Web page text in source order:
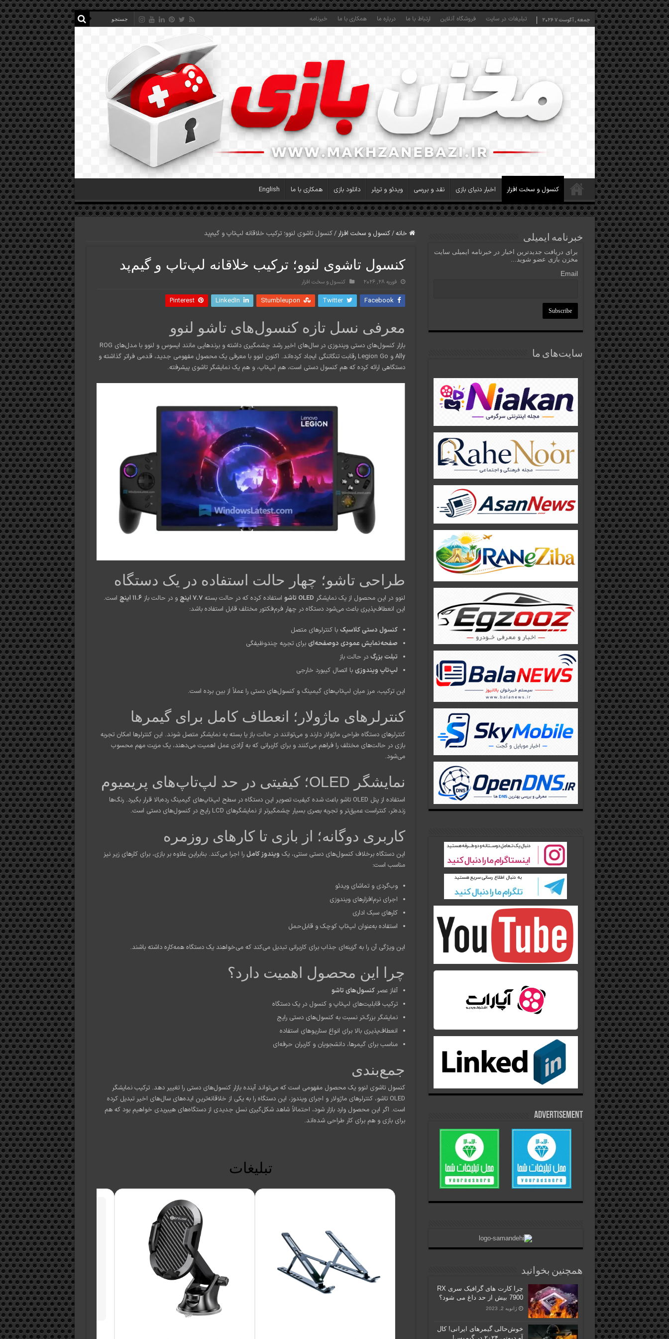
جمعه , آگوست 7 2026 تبلیغات در سایت فروشگاه آنلاین ارتباط با ما درباره ما همکاری با ما خبرنامه
کنسول و سخت افزار اخبار دنیای بازی نقد و بررسی ویدئو و تریلر دانلود بازی همکاری با ما English
خانه/کنسول و سخت افزار/کنسول تاشوی لنوو؛ ترکیب خلاقانه لپ‌تاپ و گیم‌پد
کنسول تاشوی لنوو؛ ترکیب خلاقانه لپ‌تاپ و گیم‌پد
فوریه 28, 2026 کنسول و سخت افزار
Facebook
Twitter
Stumbleupon
LinkedIn
Pinterest
معرفی نسل تازه کنسول‌های تاشو لنوو
بازار کنسول‌های دستی ویندوزی در سال‌های اخیر رشد چشمگیری داشته و برندهایی مانند ایسوس و لنوو با مدل‌های ROG
Ally و Legion Go رقابت تنگاتنگی ایجاد کرده‌اند. اکنون لنوو با معرفی یک محصول مفهومی جدید، قدمی فراتر گذاشته و
دستگاهی ارائه کرده که هم کنسول دستی است، هم لپ‌تاپ، و هم یک نمایشگر تاشوی پیشرفته.
طراحی تاشو؛ چهار حالت استفاده در یک دستگاه
لنوو در این محصول از یک نمایشگر OLED تاشو استفاده کرده که در حالت بسته۷.۷ اینچ و در حالت باز۱۱.۶ اینچ
است.
این انعطاف‌پذیری باعث می‌شود دستگاه در چهار فرم‌فکتور مختلف قابل استفاده باشد:
کنسول دستی کلاسیک با کنترلرهای متصل
صفحه‌نمایش عمودی دوصفحه‌ای برای تجربه چندوظیفگی
تبلت بزرگ در حالت باز
لپ‌تاپ ویندوزی با اتصال کیبورد خارجی
این ترکیب، مرز میان لپ‌تاپ‌های گیمینگ و کنسول‌های دستی را عملاً از بین برده است.
کنترلرهای ماژولار؛ انعطاف کامل برای گیمرها
کنترلرهای دستگاه طراحی ماژولار دارند و می‌توانند در حالت باز یا بسته به نمایشگر متصل شوند. این کنترلرها امکان تجربه
بازی در حالت‌های مختلف را فراهم می‌کنند و برای کاربرانی که به آزادی عمل اهمیت می‌دهند، یک مزیت مهم محسوب
می‌شود.
نمایشگر OLED؛ کیفیتی در حد لپ‌تاپ‌های پریمیوم
استفاده از پنل OLED تاشو باعث شده کیفیت تصویر این دستگاه در سطح لپ‌تاپ‌های گیمینگ رده‌بالا قرار بگیرد. رنگ‌ها
زنده‌تر، کنتراست عمیق‌تر و تجربه بصری بسیار چشمگیرتر از نمایشگرهای LCD رایج در کنسول‌های دستی است.
کاربری دوگانه؛ از بازی تا کارهای روزمره
این دستگاه برخلاف کنسول‌های دستی سنتی، یک ویندوز کامل را اجرا می‌کند. بنابراین علاوه بر بازی، برای کارهای زیر نیز
مناسب است:
وب‌گردی و تماشای ویدئو
اجرای نرم‌افزارهای ویندوزی
کارهای سبک اداری
استفاده به‌عنوان لپ‌تاپ کوچک و قابل‌حمل
این ویژگی آن را به گزینه‌ای جذاب برای کاربرانی تبدیل می‌کند که می‌خواهند یک دستگاه همه‌کاره داشته باشند.
چرا این محصول اهمیت دارد؟
آغاز عصرکنسول‌های تاشو
ترکیب قابلیت‌های لپ‌تاپ و کنسول در یک دستگاه
نمایشگر بزرگ‌تر نسبت به کنسول‌های دستی رایج
انعطاف‌پذیری بالا برای انواع سناریوهای استفاده
مناسب برای گیمرها، دانشجویان و کاربران حرفه‌ای
جمع‌بندی
کنسول تاشوی لنوو یک محصول مفهومی است که می‌تواند آینده بازار کنسول‌های دستی را تغییر دهد. ترکیب نمایشگر
OLED تاشو، کنترلرهای ماژولار و اجرای ویندوز، این دستگاه را به یکی از خلاقانه‌ترین ایده‌های سال‌های اخیر تبدیل کرده
است. اگر این محصول وارد بازار شود، احتمالاً شاهد شکل‌گیری نسل جدیدی از دستگاه‌های هیبریدی خواهیم بود که هم
برای بازی و هم برای کار طراحی شده‌اند.
تبلیغات
خبرنامه ایمیلی
برای دریافت جدیدترین اخبار در خبرنامه ایمیلی سایت
مخزن بازی عضو شوید...
Email
سایت‌های ما
Advertisement
همچنین بخوانید
چرا کارت های گرافیک سری RX
7900 بیش از حد داغ می شود؟
ژانویه 2, 2023
خوش‌حالی گیمرهای ایرانی! کال